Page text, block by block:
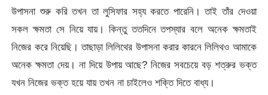
উপাসনা শুরু করি তখন তা লুসিফার সহ্য করতে পারেনি। তাই তাঁর দেওয়া
সকল ক্ষমতা সে নিয়ে যায়। কিন্তু ততদিনে তপস্যার বলে অনেক ক্ষমতাই
নিজের করে নিয়েছি। তাছাড়া লিলিথের উপাসনা করার কারনে লিলিথও আমাকে
অনেক ক্ষমতা দেয়। না দিয়ে উপায় আছে? নিজের সবচেয়ে বড় শত্রুর ভক্ত
যখন নিজের ভক্ত হয়ে যায় তখন না চাইলেও শক্তি দিতে বাধ্য।